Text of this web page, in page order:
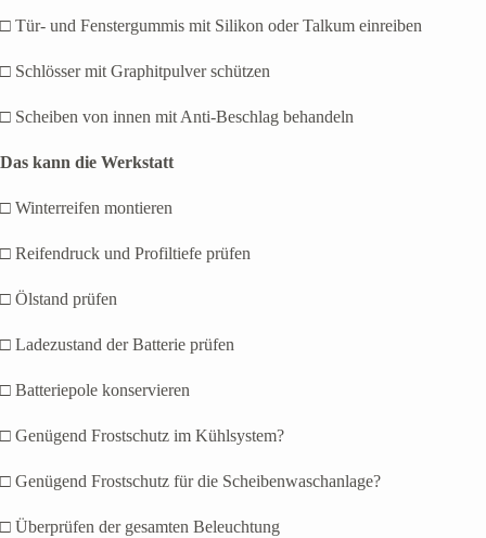
□ Tür- und Fenstergummis mit Silikon oder Talkum einreiben
□ Schlösser mit Graphitpulver schützen
□ Scheiben von innen mit Anti-Beschlag behandeln
Das kann die Werkstatt
□ Winterreifen montieren
□ Reifendruck und Profiltiefe prüfen
□ Ölstand prüfen
□ Ladezustand der Batterie prüfen
□ Batteriepole konservieren
□ Genügend Frostschutz im Kühlsystem?
□ Genügend Frostschutz für die Scheibenwaschanlage?
□ Überprüfen der gesamten Beleuchtung